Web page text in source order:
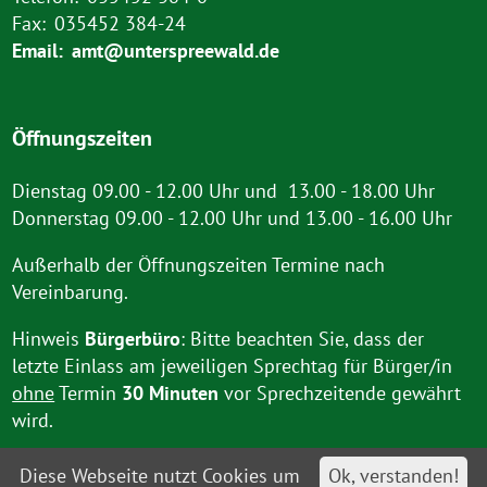
Fax: 035452 384-24
Email: amt@unterspreewald.de
Öffnungszeiten
Dienstag 09.00 - 12.00 Uhr und 13.00 - 18.00 Uhr
Donnerstag 09.00 - 12.00 Uhr und 13.00 - 16.00 Uhr
Außerhalb der Öffnungszeiten Termine nach
Vereinbarung.
Hinweis Bürgerbüro: Bitte beachten Sie, dass der
letzte Einlass am jeweiligen Sprechtag für Bürger/in
ohneTermin 30 Minuten vor Sprechzeitende gewährt
wird.
Ok, verstanden!
Diese Webseite nutzt Cookies um